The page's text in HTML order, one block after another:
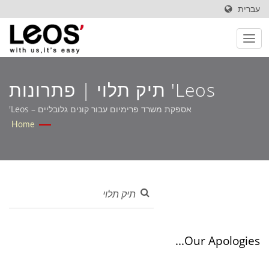
עברית
Leos' תיק תלוי | פתרונות
ניירות OEM שנבנו עבור שוק
אספקת משרד פרימיום עבור קונים גלובליים – Leos'
Home
Our Apologies...